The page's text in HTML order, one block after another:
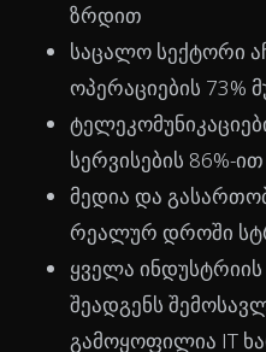
ზრდით
საცალო სექტორი
ოპერაციების 73%
სერვისების 86%-
მედია და
რეალურ დროში
ყველა
შეადგენს
გამოყოფილია IT